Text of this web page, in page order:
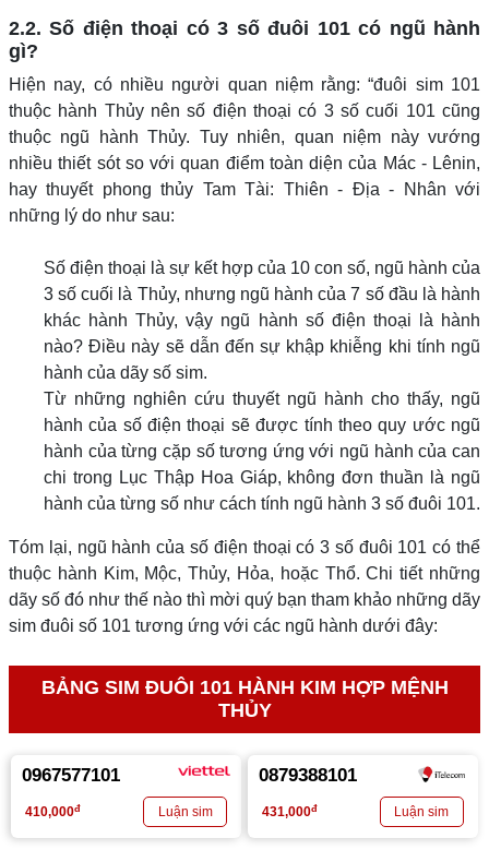
2.2. Số điện thoại có 3 số đuôi 101 có ngũ hành
gì?
Hiện nay, có nhiều người quan niệm rằng: “đuôi sim 101
thuộc hành Thủy nên số điện thoại có 3 số cuối 101 cũng
thuộc ngũ hành Thủy. Tuy nhiên, quan niệm này vướng
nhiều thiết sót so với quan điểm toàn diện của Mác - Lênin,
hay thuyết phong thủy Tam Tài: Thiên - Địa - Nhân với
những lý do như sau:
Số điện thoại là sự kết hợp của 10 con số, ngũ hành của
3 số cuối là Thủy, nhưng ngũ hành của 7 số đầu là hành
khác hành Thủy, vậy ngũ hành số điện thoại là hành
nào? Điều này sẽ dẫn đến sự khập khiễng khi tính ngũ
hành của dãy số sim.
Từ những nghiên cứu thuyết ngũ hành cho thấy, ngũ
hành của số điện thoại sẽ được tính theo quy ước ngũ
hành của từng cặp số tương ứng với ngũ hành của can
chi trong Lục Thập Hoa Giáp, không đơn thuần là ngũ
hành của từng số như cách tính ngũ hành 3 số đuôi 101.
Tóm lại, ngũ hành của số điện thoại có 3 số đuôi 101 có thể
thuộc hành Kim, Mộc, Thủy, Hỏa, hoặc Thổ. Chi tiết những
dãy số đó như thế nào thì mời quý bạn tham khảo những dãy
sim đuôi số 101 tương ứng với các ngũ hành dưới đây:
BẢNG SIM ĐUÔI 101 HÀNH KIM HỢP MỆNH
THỦY
0967577101
410,000đ
0879388101
431,000đ